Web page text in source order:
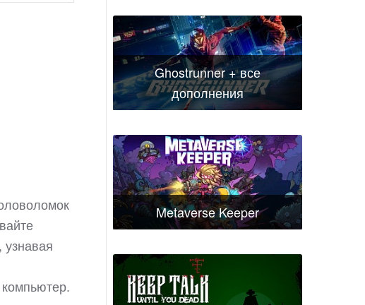
Ghostrunner + все
дополнения
Metaverse Keeper